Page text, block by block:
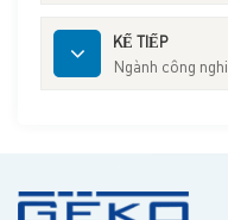
KẾ TIẾP
Ngành công